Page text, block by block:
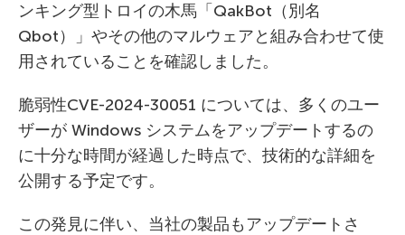
ンキング型トロイの木馬「QakBot（別名
Qbot）」やその他のマルウェアと組み合わせて使
用されていることを確認しました。
脆弱性CVE-2024-30051 については、多くのユー
ザーが Windows システムをアップデートするの
に十分な時間が経過した時点で、技術的な詳細を
公開する予定です。
この発見に伴い、当社の製品もアップデートさ